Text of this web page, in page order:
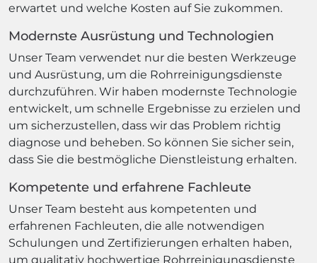
erwartet und welche Kosten auf Sie zukommen.
Modernste Ausrüstung und Technologien
Unser Team verwendet nur die besten Werkzeuge
und Ausrüstung, um die Rohrreinigungsdienste
durchzuführen. Wir haben modernste Technologie
entwickelt, um schnelle Ergebnisse zu erzielen und
um sicherzustellen, dass wir das Problem richtig
diagnose und beheben. So können Sie sicher sein,
dass Sie die bestmögliche Dienstleistung erhalten.
Kompetente und erfahrene Fachleute
Unser Team besteht aus kompetenten und
erfahrenen Fachleuten, die alle notwendigen
Schulungen und Zertifizierungen erhalten haben,
um qualitativ hochwertige Rohrreinigungsdienste